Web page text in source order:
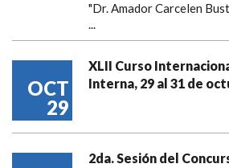
"Dr. Amador Carcelen
...
OCT
29
XLII Curso
Interna, 29 al 31 de
2da. Sesión del